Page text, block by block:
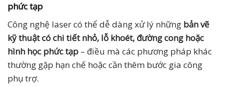
phức tạp
Công nghệ laser có thể dễ dàng xử lý những bản vẽ
kỹ thuật có chi tiết nhỏ, lỗ khoét, đường cong hoặc
hình học phức tạp – điều mà các phương pháp khác
thường gặp hạn chế hoặc cần thêm bước gia công
phụ trợ.